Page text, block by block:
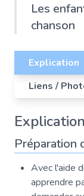
Les
chanson
Explication
Liens /
Préparation
Avec l'aide
apprendre